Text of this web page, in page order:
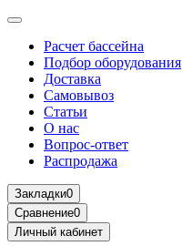
Расчет бассейна
Подбор оборудования
Доставка
Самовывоз
Статьи
О нас
Вопрос-ответ
Распродажа
Закладки0
Сравнение0
Личный кабинет